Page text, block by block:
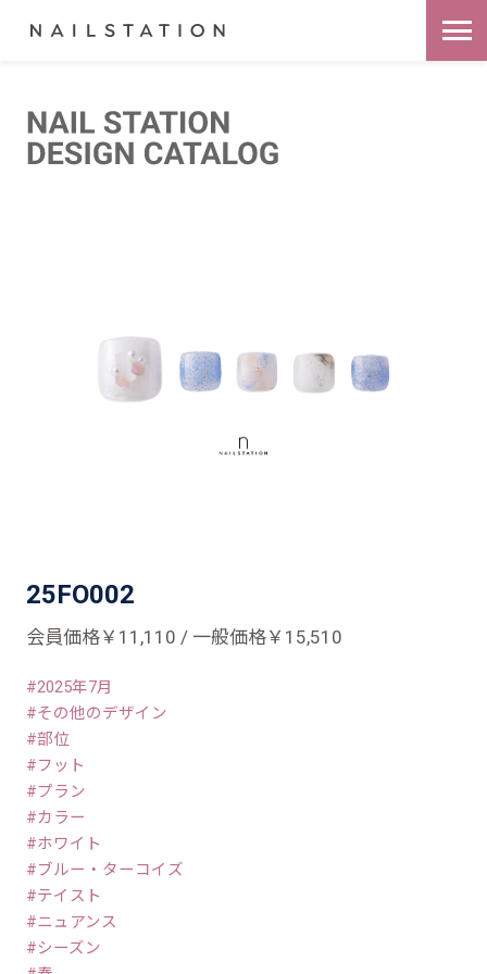
25FO002
会員価格￥11,110 / 一般価格￥15,510
2025年7月
その他のデザイン
部位
フット
プラン
カラー
ホワイト
ブルー・ターコイズ
テイスト
ニュアンス
シーズン